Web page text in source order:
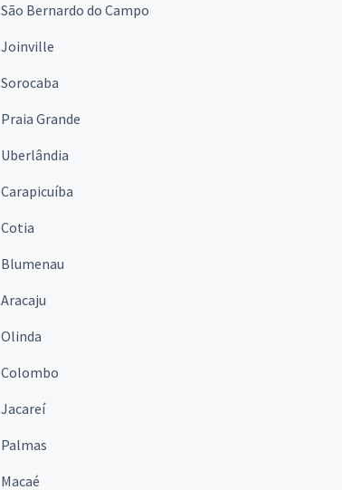
São Bernardo do Campo
Joinville
Sorocaba
Praia Grande
Uberlândia
Carapicuíba
Cotia
Blumenau
Aracaju
Olinda
Colombo
Jacareí
Palmas
Macaé